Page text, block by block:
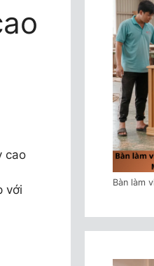
₫.
cao
với
Bàn làm